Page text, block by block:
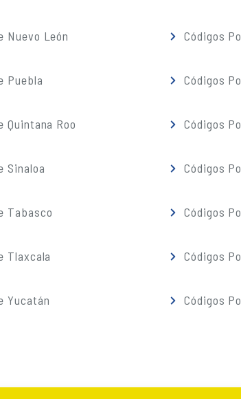
Nuevo León Códigos
Puebla Códigos
Quintana Roo Códigos
Sinaloa Códigos
Tabasco Códigos
Tlaxcala Códigos
Yucatán Códigos